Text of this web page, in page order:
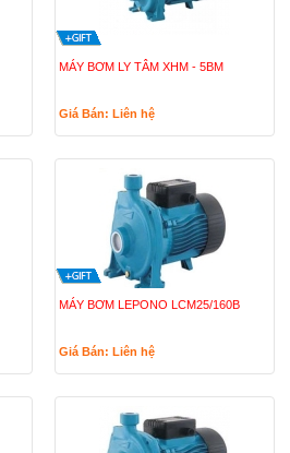
MÁY BƠM LY TÂM XHM - 5BM
Giá Bán: Liên hệ
MÁY BƠM LEPONO LCM25/160B
Giá Bán: Liên hệ